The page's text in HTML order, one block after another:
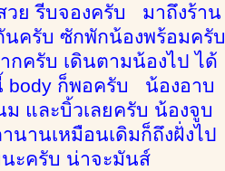
วย รีบจองครับ มาถึงร้าน
ครับ ซักพักน้องพร้อมครับ
กครับ เดินตามน้องไป ได้
body ก็พอครับ น้องอาบ
และบิ้วเลยครับ น้องจูบ
นานเหมือนเดิมก็ถึงฝั่งไป
ะครับ น่าจะมันส์